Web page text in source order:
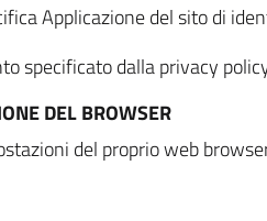
Applicazione del sito di
specificato dalla privacy
DEL BROWSER
del proprio web